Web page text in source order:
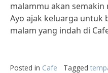
malammu akan
Ayo ajak keluarga untuk
malam yang indah di
Posted in Cafe Tagged